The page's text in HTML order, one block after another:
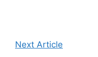
Next Article